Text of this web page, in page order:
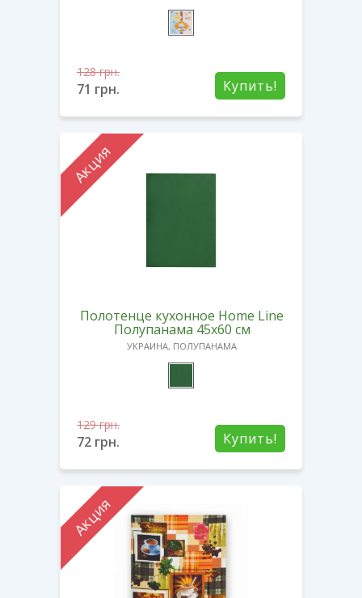
Купить!
128грн.
71 грн.
Акция
Полотенце кухонное Home Line
Полупанама 45х60 см
УКРАИНА, ПОЛУПАНАМА
Купить!
129грн.
72 грн.
Акция